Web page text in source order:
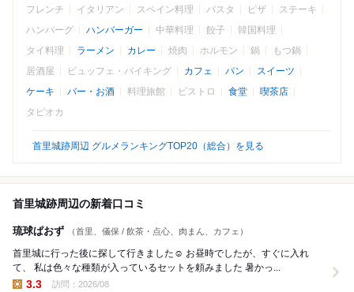
フレンチ
イタリアン スペイン料理 パスタ ピザ
ステーキ
ハンバーグ
ハンバーガー 中華料理 餃子
韓国料理
タイ料理
ラーメン カレー 焼肉 ホルモン 鍋
もつ鍋
居酒屋
ビュッフェ・バイキング カフェ パン
スイーツ
ケーキ
バー・お酒 料理旅館 ビストロ 食堂
喫茶店
タピオカ
首里城跡周辺 グルメランキングTOP20（総合）を見る
首里城跡周辺の新着口コミ
琉球ぱおず （首里、儀保 / 飲茶・点心、肉まん、カフェ）
首里城に行った後に探して行きました☺️ お昼時でしたが、すぐに入れ
て、 私は色々な種類が入っているセットを頼みました 暑かっ...
3.3 訪問：2026/08